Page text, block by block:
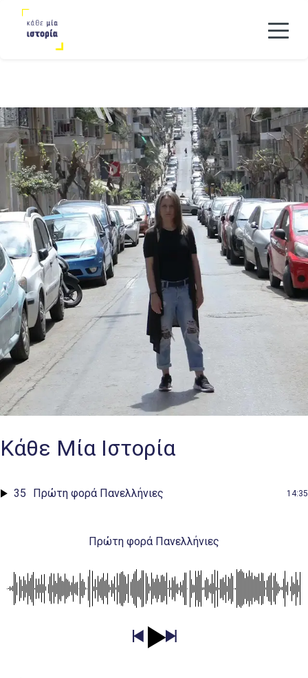
Κάθε Μία Ιστορία
35 Πρώτη φορά Πανελλήνιες 14:35
Πρώτη φορά Πανελλήνιες